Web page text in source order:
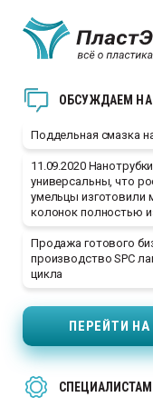
ОБСУЖДАЕМ
Поддельная смазка
11.09.2020
универсальны, что
умельцы изготовили
колонок полностью
Продажа готового
производство SPC
цикла
ПЕРЕЙТИ
СПЕЦИАЛИСТАМ